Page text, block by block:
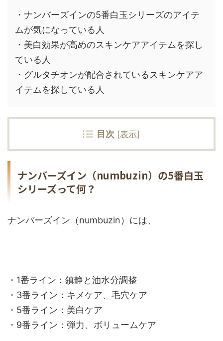
・ナンバーズインの5番白玉シリーズのアイテ
ムが気になっている人
・美白効果が高めのスキンケアアイテムを探し
ている人
・グルタチオンが配合されているスキンケアア
イテムを探している人
目次 [表示]
ナンバーズイン（numbuzin）の5番白玉
シリーズって何？
ナンバーズイン（numbuzin）には、
・1番ライン：鎮静と油水分調整
・3番ライン：キメケア、毛穴ケア
・5番ライン：美白ケア
・9番ライン：弾力、ボリュームケア